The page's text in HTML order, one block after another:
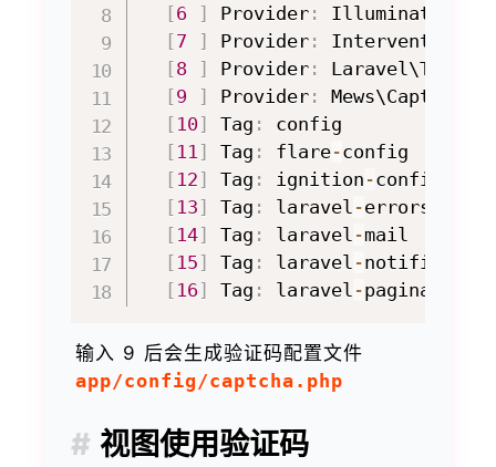
[6 ] Provider:
[7 ] Provider:
[8 ] Provider:
[9 ] Provider:
[ 10] Tag :
config
[ 11 ] Tag : flare-config
[ 12 ] Tag : ignition -config
[ 13 ] Tag : laravel -errors
[ 14] Tag : laravel -mail
[ 15 ] Tag : laravel -
[ 16 ] Tag : laravel -
输入 9 后会生成验证码配置文件
app/config/captcha.php
视图使用验证码